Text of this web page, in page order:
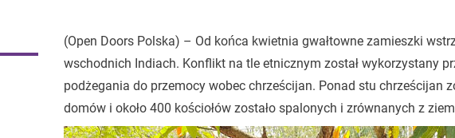
(Open Doors Polska) – Od końca kwietnia gwałtowne zamieszki
wschodnich Indiach. Konflikt na tle etnicznym został wykorzystany
podżegania do przemocy wobec chrześcijan. Ponad stu chrześcijan
domów i około 400 kościołów zostało spalonych i zrównanych z